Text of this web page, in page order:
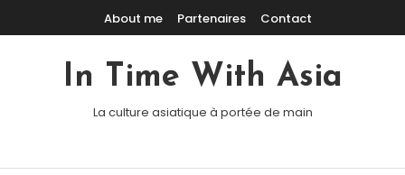
Skip To ContentAbout me Partenaires Contact
In Time With Asia
La culture asiatique à portée de main